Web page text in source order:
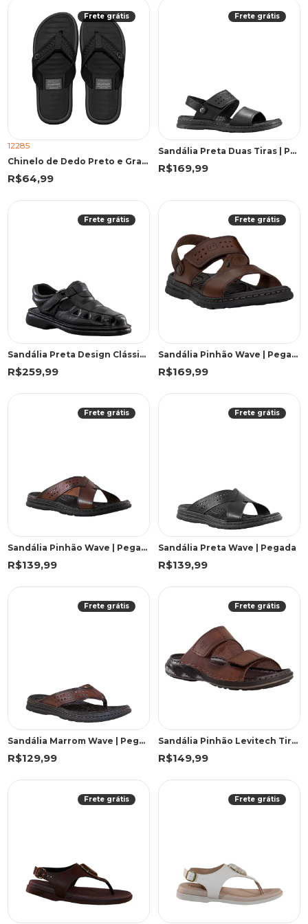
Frete grátis
12285
Chinelo de Dedo Preto e Grafite Elegante Casual | Cartago
R$64,99
Frete grátis
Sandália Preta Duas Tiras | Pegada
R$169,99
Frete grátis
Sandália Preta Design Clássico | Freeland
R$259,99
Frete grátis
Sandália Pinhão Wave | Pegada
R$169,99
Frete grátis
Sandália Pinhão Wave | Pegada
R$139,99
Frete grátis
Sandália Preta Wave | Pegada
R$139,99
Frete grátis
Sandália Marrom Wave | Pegada
R$129,99
Frete grátis
Sandália Pinhão Levitech Tiras Velcro | Pegada
R$149,99
Frete grátis Frete grátis